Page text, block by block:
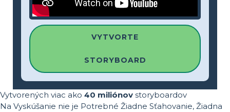
VYTVORTE
STORYBOARD
Vytvorených viac ako 40 miliónov storyboardov
Na Vyskúšanie nie je Potrebné Žiadne Sťahovanie, Žiadna